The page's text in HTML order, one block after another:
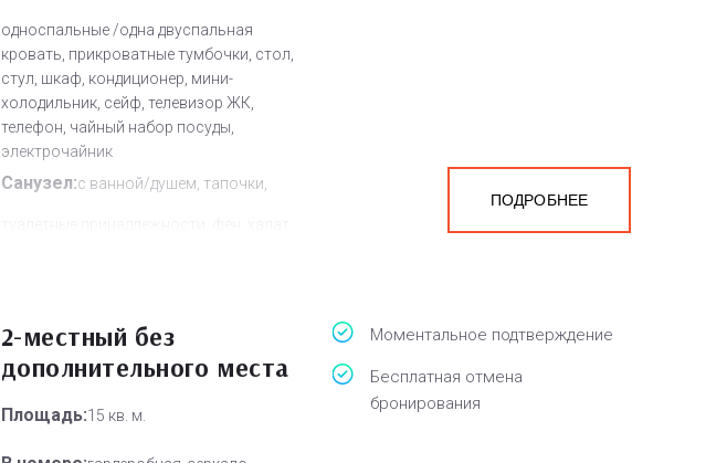
односпальные /одна двуспальная
кровать, прикроватные тумбочки, стол,
стул, шкаф, кондиционер, мини-
холодильник, сейф, телевизор ЖК,
телефон, чайный набор посуды,
электрочайник
Санузел:с ванной/душем, тапочки,
Дополнительное место:
ПОДРОБНЕЕ
2-местный без
дополнительного места
Площадь:15 кв. м.
Моментальное подтверждение
Бесплатная отмена
бронирования